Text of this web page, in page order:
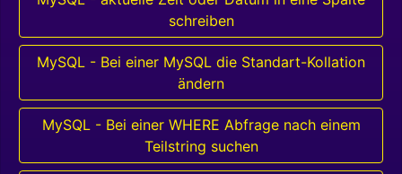
schreiben
MySQL - Bei einer MySQL die Standart-Kollation
ändern
MySQL - Bei einer WHERE Abfrage nach einem
Teilstring suchen